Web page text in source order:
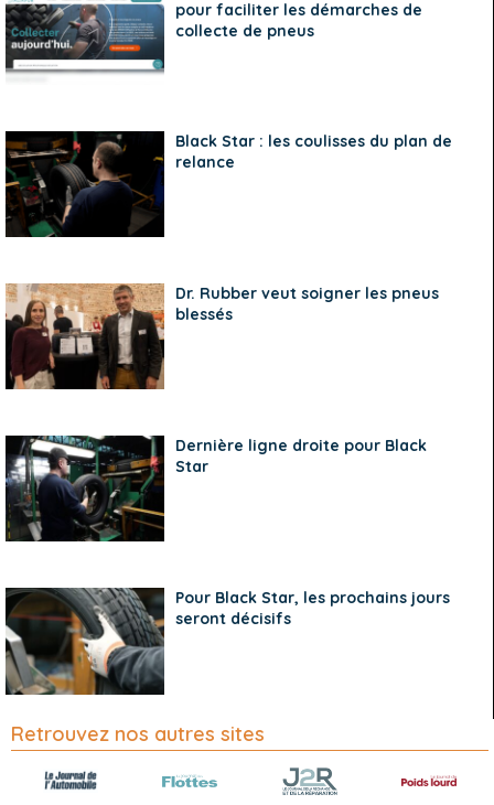
pour faciliter les démarches de
collecte de pneus
Black Star : les coulisses du plan de
relance
Dr. Rubber veut soigner les pneus
blessés
Dernière ligne droite pour Black
Star
Pour Black Star, les prochains jours
seront décisifs
Retrouvez nos autres sites